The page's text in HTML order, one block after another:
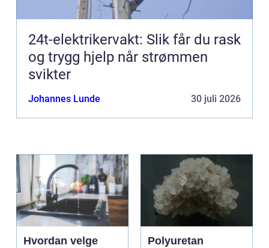
24t-elektrikervakt: Slik får du rask
og trygg hjelp når strømmen
svikter
Johannes Lunde 30 juli 2026
Hvordan velge
Polyuretan